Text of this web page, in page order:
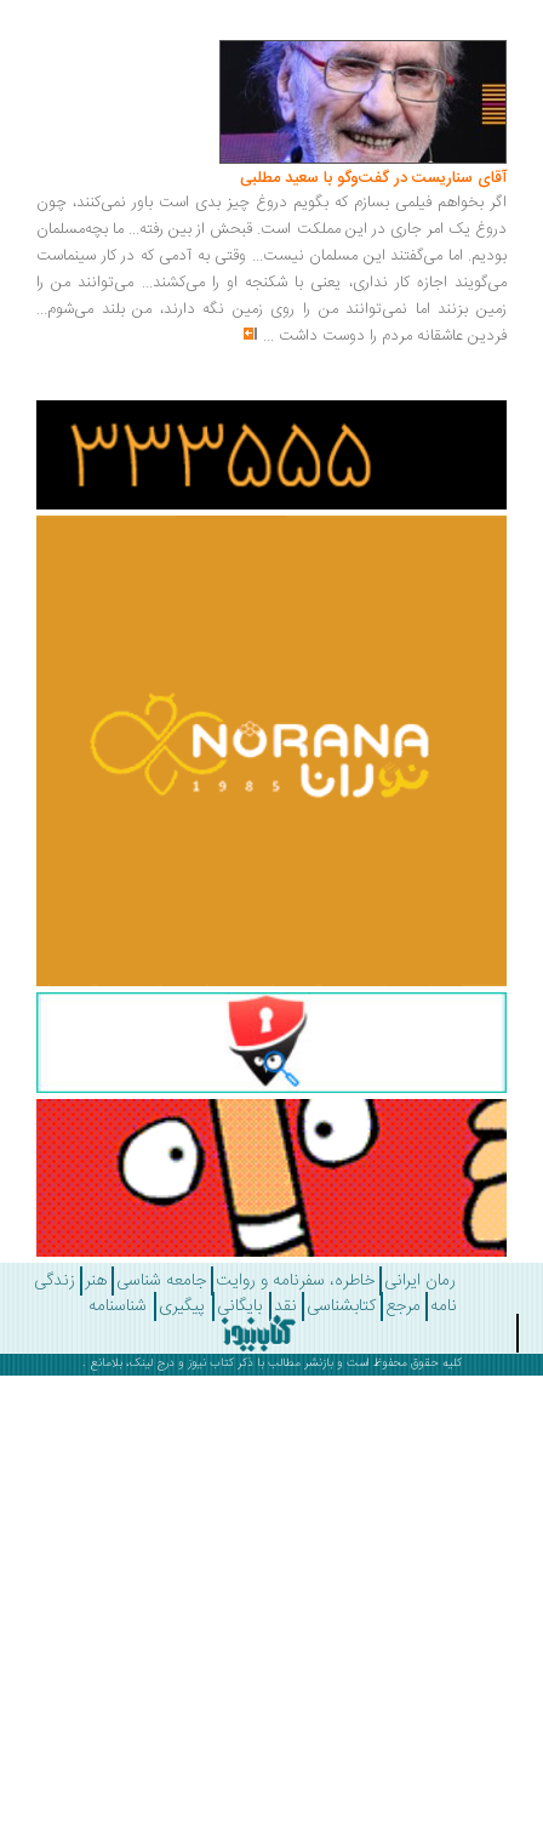
سناریست در گفت‌وگو با سعید مطلبی
بخواهم فیلمی بسازم که بگویم دروغ چیز بدی است باور نمی‌کنند، چون
یک امر جاری در این مملکت است. قبحش از بین رفته... ما بچه‌مسلمان
اما می‌گفتند این مسلمان نیست... وقتی به آدمی که در کار سینماست
اجازه کار نداری، یعنی با شکنجه او را می‌کشند... می‌توانند من را
بزنند اما نمی‌توانند من را روی زمین نگه دارند، من بلند می‌شوم...
عاشقانه مردم را دوست داشت ...
رمان ایرانی خاطره، سفرنامه و روایت جامعه شناسی هنر زندگی
مرجع کتابشناسی نقد بایگانی پیگیری شناسنامه
کلیه حقوق محفوظ است و بازنشر مطالب با ذکرکتاب نیوز و درج لینک، بلامانع .